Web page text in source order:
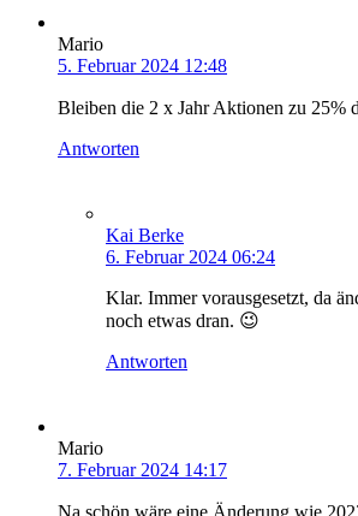
Mario
5. Februar 2024 12:48
Bleiben die 2 x Jahr Aktionen zu 25%
Antworten
Kai Berke
6. Februar 2024 06:24
Klar. Immer vorausgesetzt, da
noch etwas dran. 😉
Antworten
Mario
7. Februar 2024 14:17